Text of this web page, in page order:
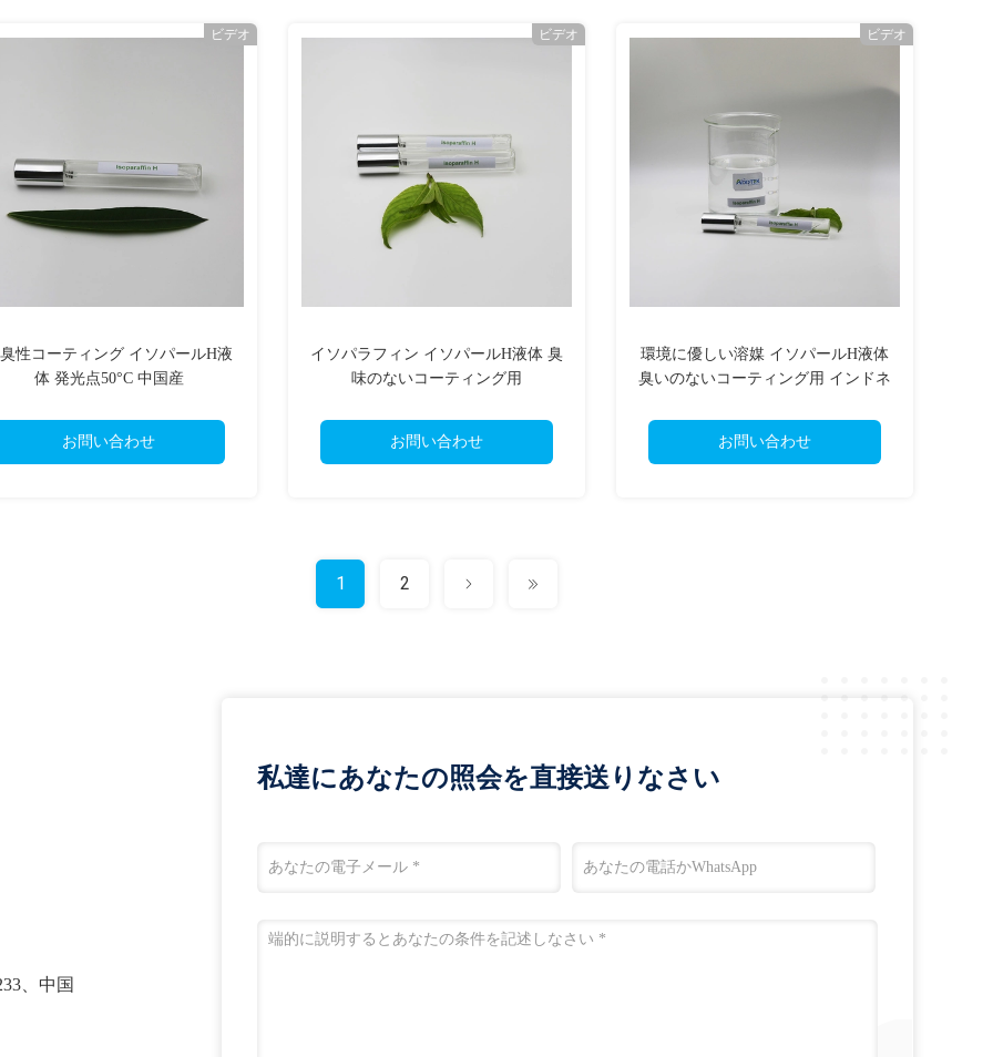
ビデオ
性コーティング イソパールH液
体 発光点50°C 中国産
お問い合わせ
ビデオ
イソパラフィン イソパールH液体 臭
味のないコーティング用
お問い合わせ
ビデオ
環境に優しい溶媒 イソパールH液体
臭いのないコーティング用 インドネ
お問い合わせ
1 2
、中国
私達にあなたの照会を直接送りなさい